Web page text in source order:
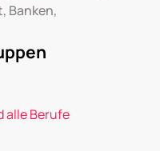
Banken,
alle Berufe